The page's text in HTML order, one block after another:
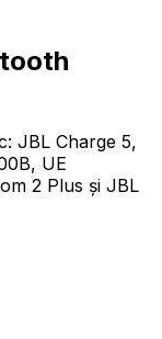
JBL Charge 5,
UE
2 Plus și JBL